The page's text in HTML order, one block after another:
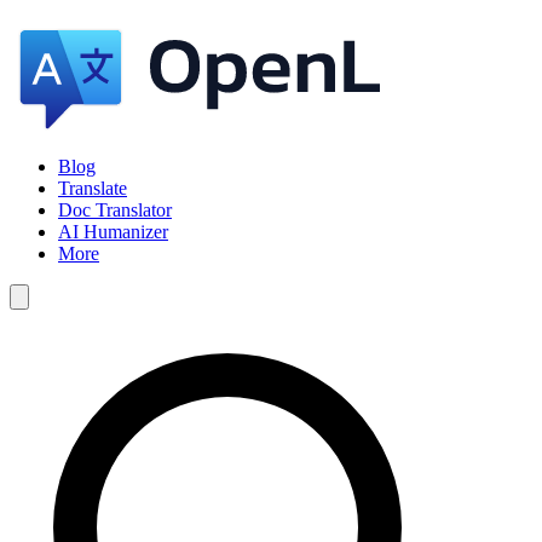
Blog
Translate
Doc Translator
AI Humanizer
More